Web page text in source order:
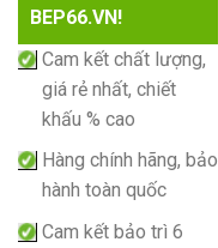
BEP66.VN!
Cam kết chất lượng,
giá rẻ nhất, chiết
khấu % cao
Hàng chính hãng, bảo
hành toàn quốc
Cam kết bảo trì 6